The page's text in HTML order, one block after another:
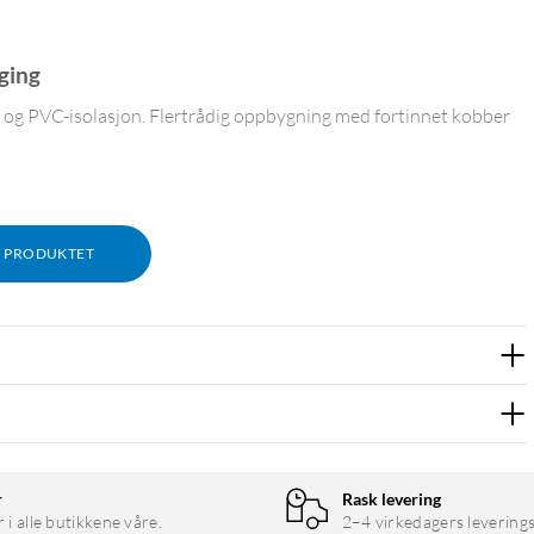
PRODUKTET
PVC-isolasjon. Flertrådig oppbygning med fortinnet kobber
Den smale ytre diameteren på 1,1 mm gjør den lett å trekke
i alle butikkene våre.
Rask levering
2–4 virkedagers